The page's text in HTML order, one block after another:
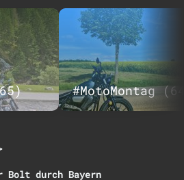
#MotoMontag
Bolt durch Bayern